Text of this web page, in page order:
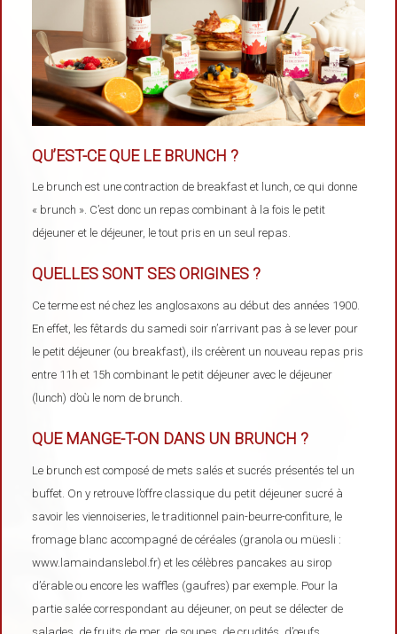
QU’EST-CE QUE LE BRUNCH ?
Le brunch est une contraction de breakfast et lunch, ce qui donne
« brunch ». C’est donc un repas combinant à la fois le petit
déjeuner et le déjeuner, le tout pris en un seul repas.
QUELLES SONT SES ORIGINES ?
Ce terme est né chez les anglosaxons au début des années 1900.
En effet, les fêtards du samedi soir n’arrivant pas à se lever pour
le petit déjeuner (ou breakfast), ils créèrent un nouveau repas pris
entre 11h et 15h combinant le petit déjeuner avec le déjeuner
(lunch) d’où le nom de brunch.
QUE MANGE-T-ON DANS UN BRUNCH ?
Le brunch est composé de mets salés et sucrés présentés tel un
buffet. On y retrouve l’offre classique du petit déjeuner sucré à
savoir les viennoiseries, le traditionnel pain-beurre-confiture, le
fromage blanc accompagné de céréales (granola ou müesli :
www.lamaindanslebol.fr) et les célèbres pancakes au sirop
d’érable ou encore les waffles (gaufres) par exemple. Pour la
partie salée correspondant au déjeuner, on peut se délecter de